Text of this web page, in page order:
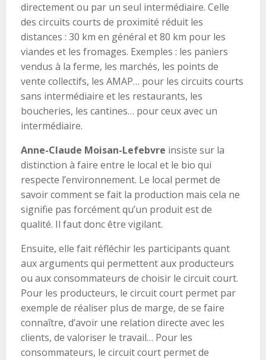
directement ou par un seul intermédiaire. Celle
des circuits courts de proximité réduit les
distances : 30 km en général et 80 km pour les
viandes et les fromages. Exemples : les paniers
vendus à la ferme, les marchés, les points de
vente collectifs, les AMAP… pour les circuits courts
sans intermédiaire et les restaurants, les
boucheries, les cantines… pour ceux avec un
intermédiaire.
Anne-Claude Moisan-Lefebvre insiste sur la
distinction à faire entre le local et le bio qui
respecte l’environnement. Le local permet de
savoir comment se fait la production mais cela ne
signifie pas forcément qu’un produit est de
qualité. Il faut donc être vigilant.
Ensuite, elle fait réfléchir les participants quant
aux arguments qui permettent aux producteurs
ou aux consommateurs de choisir le circuit court.
Pour les producteurs, le circuit court permet par
exemple de réaliser plus de marge, de se faire
connaître, d’avoir une relation directe avec les
clients, de valoriser le travail… Pour les
consommateurs, le circuit court permet de